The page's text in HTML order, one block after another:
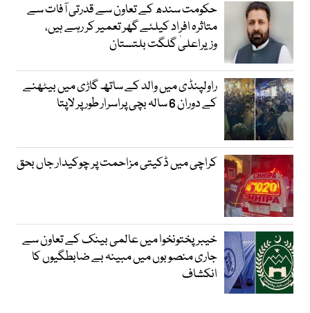
حکومت سندھ کے تعاون سے قدرتی آفات سے
متاثرہ افراد کیلئے گھر تعمیر کر رہے ہیں،
وزیراعلیٰ گلگت بلتستان
راولپنڈی میں والد کے ساتھ گاڑی میں بیٹھنے
کے دوران 6 سالہ بچی پراسرار طور پر لاپتا
کراچی میں ڈکیتی مزاحمت پر چوکیدار جاں بحق
خیبرپختونخوا میں عالمی بینک کے تعاون سے
جاری منصوبوں میں مبینہ بے ضابطگیوں کا
انکشاف